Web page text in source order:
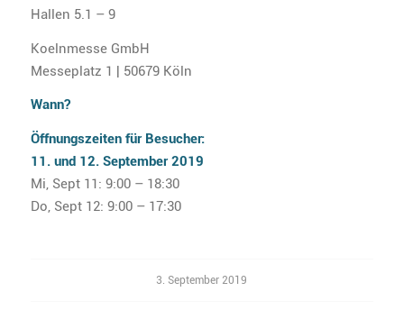
Hallen 5.1 – 9
Koelnmesse GmbH
Messeplatz 1 | 50679 Köln
Wann?
Öffnungszeiten für Besucher:
11. und 12. September 2019
Mi, Sept 11: 9:00 – 18:30
Do, Sept 12: 9:00 – 17:30
3. September 2019